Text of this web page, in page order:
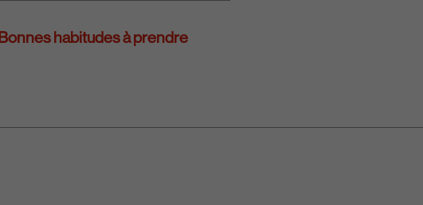
Bonnes habitudes à prendre